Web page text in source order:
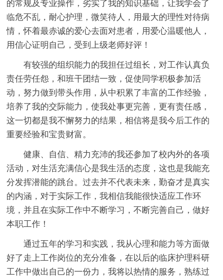
的常规及专业操作，劣实了我的知识基础，让我学会了
临危不乱，耐心护理，微笑待人，用最大的理性对待病
情，怀着最赤诚的爱心去面对患者，用爱心温暖他人，
用信心证明自己，受到上级老师好评！
有较强的组织能力的我担任过组长，对工作认真负
责任劳任怨，和班干团结一致，促使同学积极参加活
动，努力做到带头作用，从中积累了丰富的工作经验，
培养了我的交际能力，使我处事更完善，更有责任感，
这一切都是我不懈努力的结果，相信将是我今后工作的
重要经验和宝贵财富。
健康、自信、精力充沛的我还参加了校内外的各项
活动，对生活充满信心是我生活的态度，这也是我能充
分发挥潜能的跳台。过去并不代表未来，勤奋才是真实
的内涵，对于实际工作，我相信我能很快适应工作环
境，并且在实际工作中不断学习，不断完善自己，做好
本职工作！
通过五年的学习和实践，我从心理和能力等方面做
好了走上工作岗位的充分准备，在以后的临床护理科研
工作中做出自己的一份力，我将以热情的服务，熟练过